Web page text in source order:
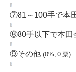
⑦81～100手で本
⑧80手以下で本田
⑨その他 (0%, 0 票)